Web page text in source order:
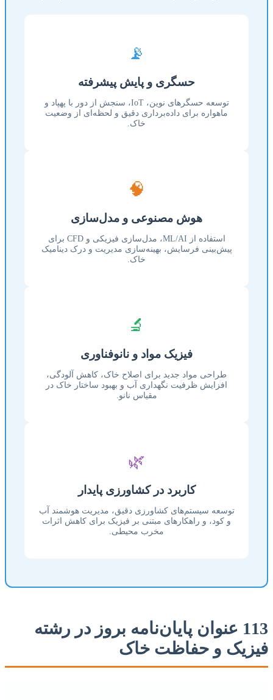
📡
حسگری و پایش پیشرفته
توسعه حسگرهای نوین، IoT، سنجش از دور با پهپاد و
ماهواره برای داده‌برداری دقیق و لحظه‌ای از وضعیت
خاک.
🧠
هوش مصنوعی و مدل‌سازی
استفاده از ML/AI، مدل‌سازی فیزیکی و CFD برای
پیش‌بینی فرسایش، بهینه‌سازی مدیریت و درک دینامیک
خاک.
🔬
فیزیک مواد و نانوفناوری
طراحی مواد جدید برای اصلاح خاک، کاهش آلودگی،
افزایش ظرفیت نگهداری آب و بهبود ساختار خاک در
مقیاس نانو.
🌿
کاربرد در کشاورزی پایدار
توسعه سیستم‌های کشاورزی دقیق، مدیریت هوشمند آب
و کود، و راهکارهای مبتنی بر فیزیک برای کاهش اثرات
مخرب محیطی.
113 عنوان پایان‌نامه بروز در رشته
فیزیک و حفاظت خاک